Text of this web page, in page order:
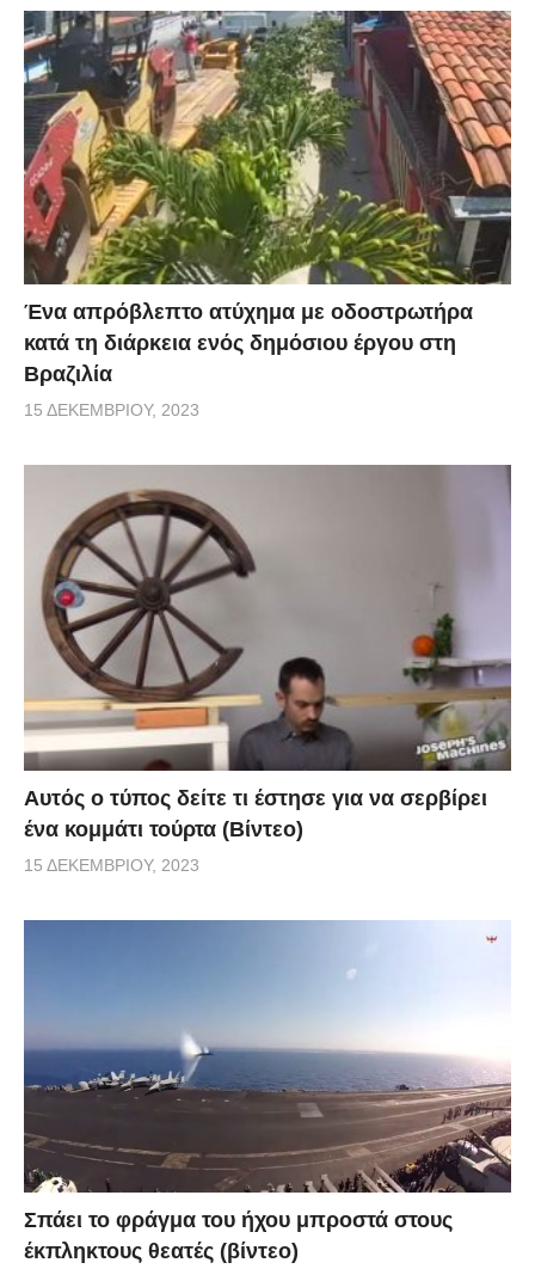
Ένα απρόβλεπτο ατύχημα με οδοστρωτήρα
κατά τη διάρκεια ενός δημόσιου έργου στη
Βραζιλία
15 ΔΕΚΕΜΒΡΊΟΥ, 2023
Αυτός ο τύπος δείτε τι έστησε για να σερβίρει
ένα κομμάτι τούρτα (Βίντεο)
15 ΔΕΚΕΜΒΡΊΟΥ, 2023
Σπάει το φράγμα του ήχου μπροστά στους
έκπληκτους θεατές (βίντεο)